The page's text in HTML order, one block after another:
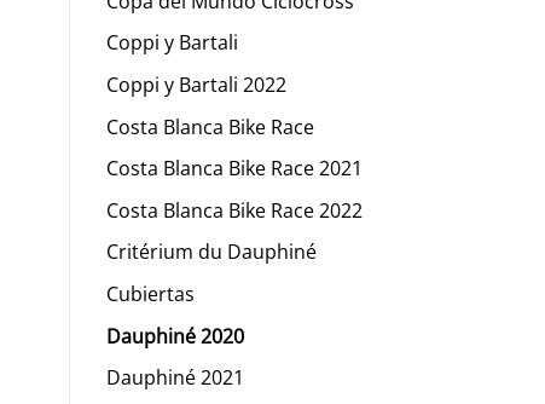
Coppi y Bartali
Coppi y Bartali 2022
Costa Blanca Bike Race
Costa Blanca Bike Race 2021
Costa Blanca Bike Race 2022
Critérium du Dauphiné
Cubiertas
Dauphiné 2020
Dauphiné 2021